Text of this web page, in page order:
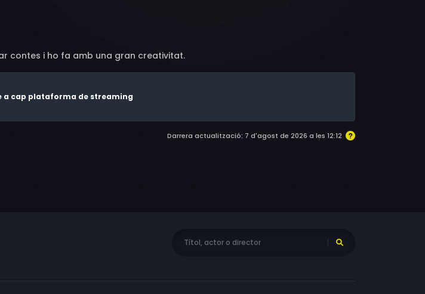
contes i ho fa amb una gran creativitat.
a cap plataforma de streaming
Darrera actualització: 7 d'agost de 2026 a les 12:12